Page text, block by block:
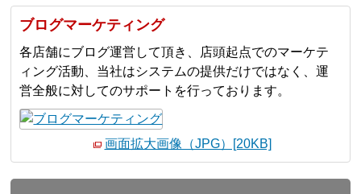
ブログマーケティング
各店舗にブログ運営して頂き、店頭起点でのマーケテ
ィング活動、当社はシステムの提供だけではなく、運
営全般に対してのサポートを行っております。
画面拡大画像（JPG）[20KB]